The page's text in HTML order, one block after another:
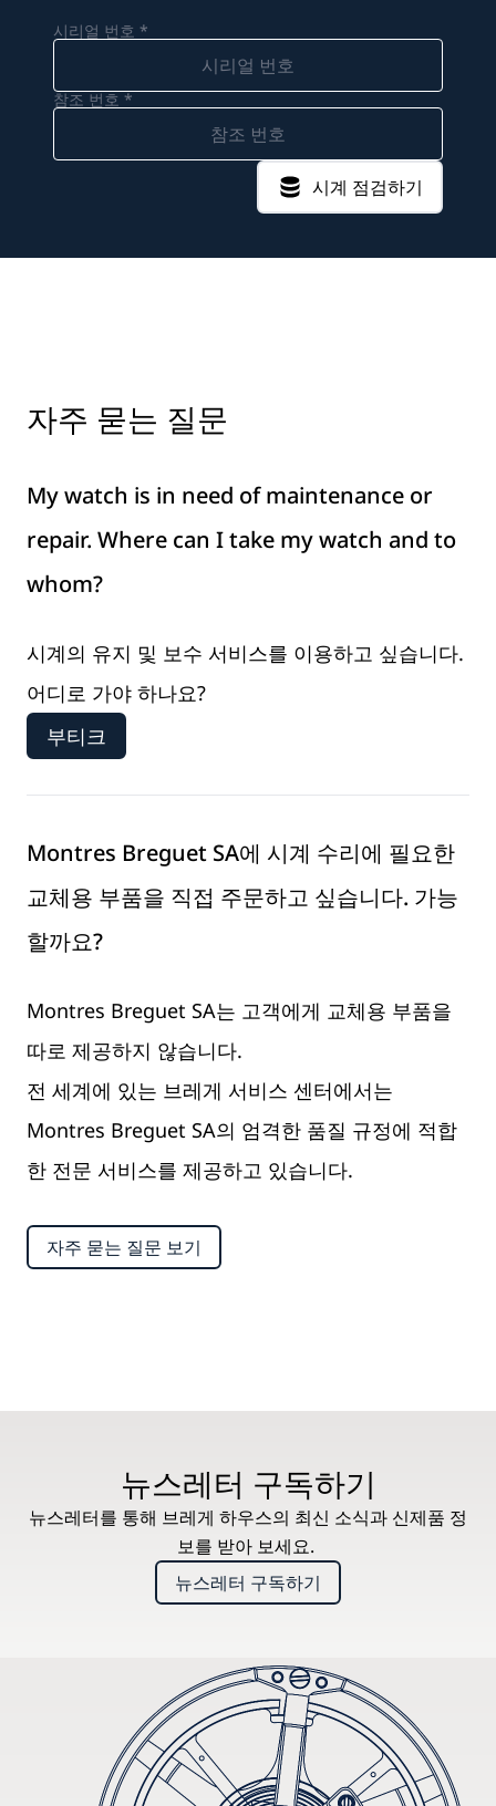
시리얼 번호 *
참조 번호 *
시계 점검하기
자주 묻는 질문
My watch is in need of maintenance or
repair. Where can I take my watch and to
whom?
시계의 유지 및 보수 서비스를 이용하고 싶습니다.
어디로 가야 하나요?
부티크
Montres Breguet SA에 시계 수리에 필요한
교체용 부품을 직접 주문하고 싶습니다. 가능
할까요?
Montres Breguet SA는 고객에게 교체용 부품을
따로 제공하지 않습니다.
전 세계에 있는 브레게 서비스 센터에서는
Montres Breguet SA의 엄격한 품질 규정에 적합
한 전문 서비스를 제공하고 있습니다.
자주 묻는 질문 보기
뉴스레터 구독하기
뉴스레터를 통해 브레게 하우스의 최신 소식과 신제품 정
보를 받아 보세요.
뉴스레터 구독하기